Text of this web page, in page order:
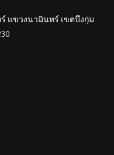
ร์ แขวงนวมินทร์ เขตบึงกุ่ม